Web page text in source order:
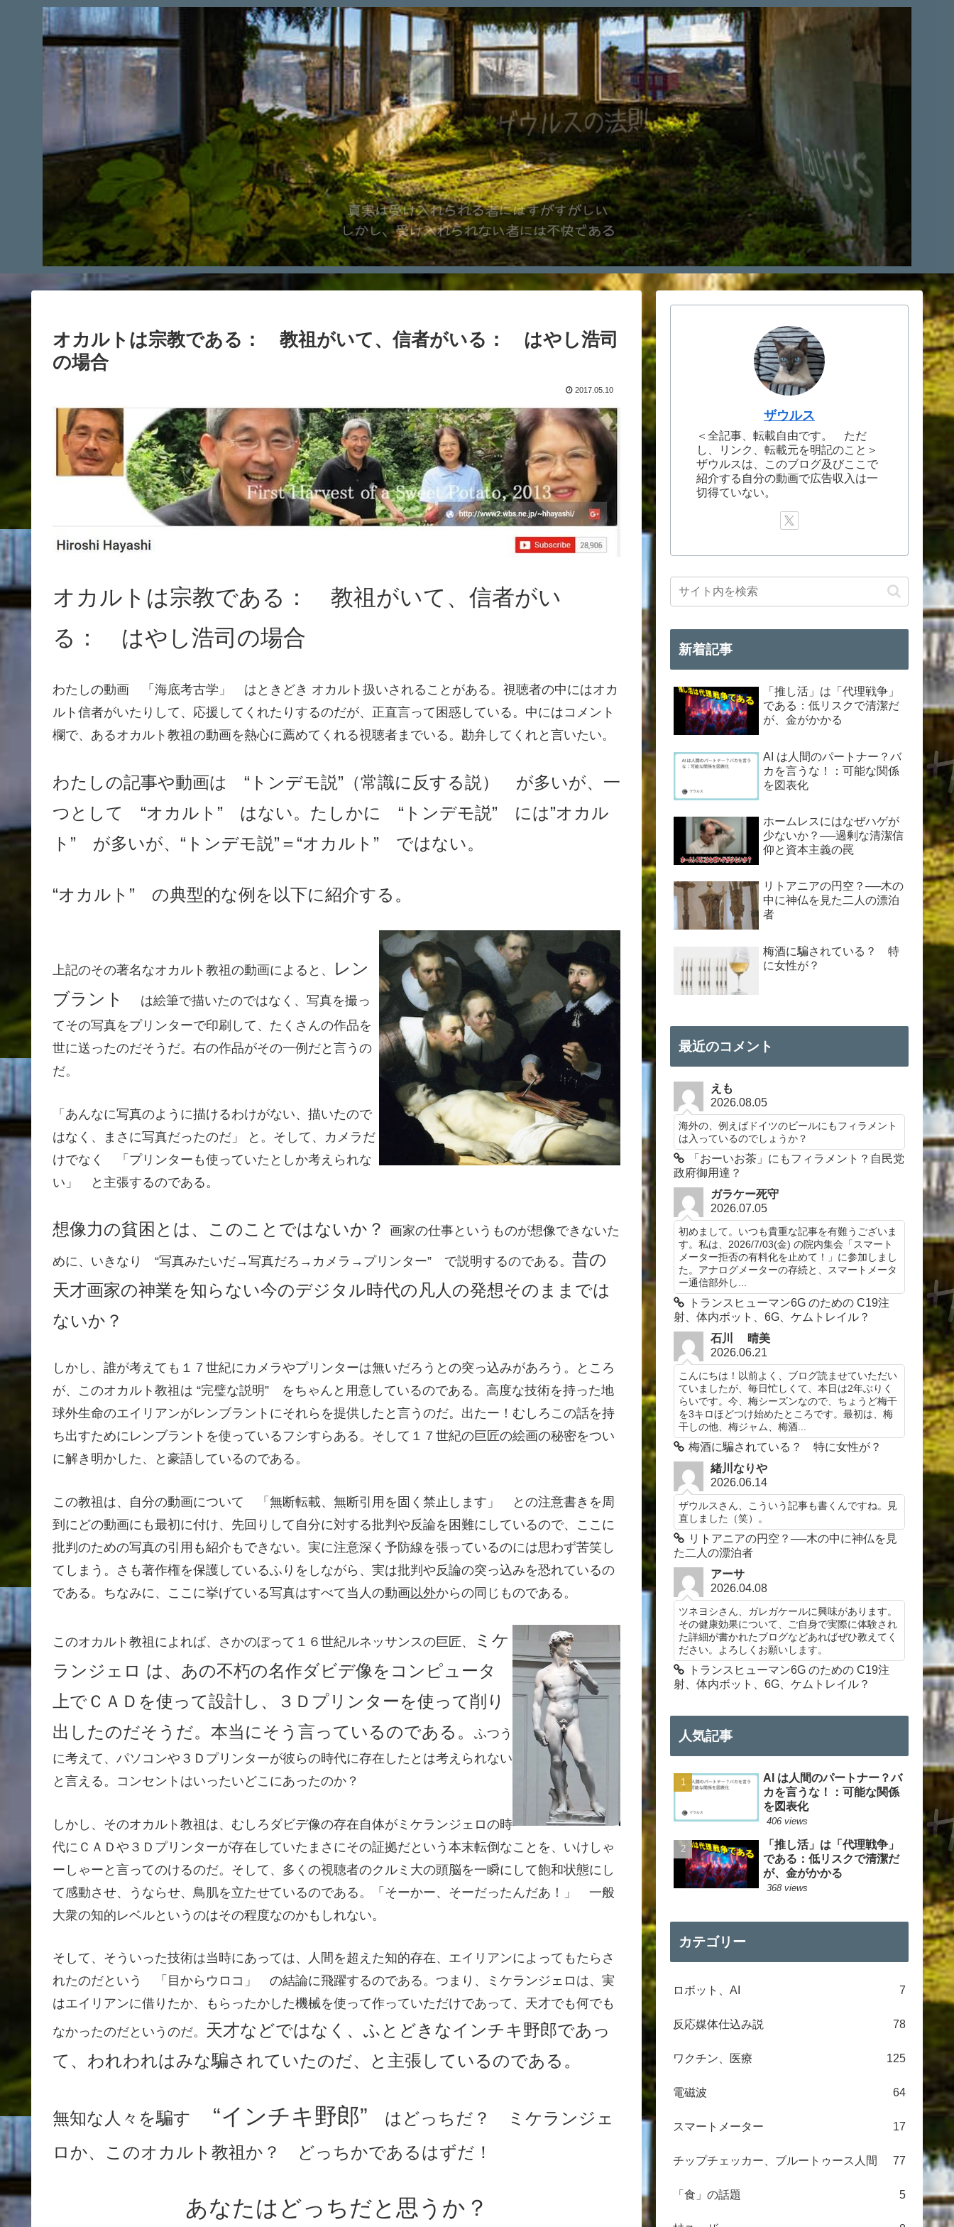
オカルトは宗教である： 教祖がいて、信者がいる： はやし浩司
の場合
2017.05.10
オカルトは宗教である： 教祖がいて、信者がい
る： はやし浩司の場合
わたしの動画 「海底考古学」 はときどき オカルト扱いされることがある。視聴者の中にはオカ
ルト信者がいたりして、応援してくれたりするのだが、正直言って困惑している。中にはコメント
欄で、あるオカルト教祖の動画を熱心に薦めてくれる視聴者までいる。勘弁してくれと言いたい。
わたしの記事や動画は “トンデモ説”（常識に反する説） が多いが、一
つとして “オカルト” はない。たしかに “トンデモ説” には”オカル
ト” が多いが、“トンデモ説”＝“オカルト” ではない。
“オカルト” の典型的な例を以下に紹介する。
上記のその著名なオカルト教祖の動画によると、
レン
ブラント
は絵筆で描いたのではなく、写真を撮っ
てその写真をプリンターで印刷して、たくさんの作品を
世に送ったのだそうだ。右の作品がその一例だと言うの
だ。
「あんなに写真のように描けるわけがない、描いたので
はなく、まさに写真だったのだ」 と。そして、カメラだ
けでなく 「 プリンターも使っていたとしか考えられな
い」 と主張するのである。
想像力の貧困とは、このことではないか？ 画家の仕事というものが想像できないた
めに、いきなり “写真みたいだ→写真だろ→カメラ→プリンター” で説明するのである。 昔の
天才画家の神業を知らない今のデジタル時代の凡人の発想そのままでは
ないか？
しかし、誰が考えても１７世紀にカメラやプリンターは無いだろうとの突っ込みがあろう 。ところ
が、このオカルト教祖は “完璧な説明” をちゃんと用意しているのである。高度な技術を持った地
球外生命のエイリアンがレンブラントにそれらを提供したと言うのだ。出たー！むしろこの話を持
ち出すためにレンブラントを使っているフシすらある。そして１７世紀の巨匠の絵画の秘密をつい
に解き明かした、と豪語しているのである。
この教祖は、自分の動画について 「無断転載、無断引用を固く禁止します」 との注意書きを周
到にどの動画にも最初に付け、先回りして自分に対する批判や反論を困難にしているので、ここに
批判のための写真の引用も紹介もできない。実に注意深く予防線を張っているのには思わず苦笑し
てしまう。さも著作権を保護しているふりをしながら、実は批判や反論の突っ込みを恐れているの
である。ちなみに、ここに挙げている写真はすべて当人の動画以外からの同じものである。
このオカルト教祖によれば、さかのぼって１６世紀ルネッサンスの巨匠、
ミケ
ランジェロ は、あの不朽の名作ダビデ像を コンピュータ
上でＣＡＤを使って設計し、３Ｄプリンターを使って削り
出したのだそうだ。本当にそう言っているのである。
ふつう
に考えて、パソコンや３Ｄプリンターが彼らの時代に存在したとは考えられない
と言える。コンセントはいったいどこにあったのか？
しかし、そのオカルト教祖は、むしろダビデ像の存在自体がミケランジェロの時
代にＣＡＤや３Ｄプリンターが存在していたまさにその証拠だという本末転倒なことを、いけしゃ
ーしゃーと言ってのけるのだ。そして、多くの視聴者のクルミ大の頭脳を一瞬にして飽和状態にし
て感動させ、うならせ、鳥肌を立たせているのである。「そーかー、そーだったんだあ！」 一般
大衆の知的レベルというのはその程度なのかもしれない。
そして、そういった技術は当時にあっては、人間を超えた知的存在、エイリアンによってもたらさ
れたのだという 「目からウロコ」 の結論に飛躍するのである。つまり、ミケランジェロは、実
はエイリアンに借りたか、もらったかした機械を使って作っていただけであって、天才でも何でも
なかったのだというのだ。 天才などではなく、ふとどきなインチキ野郎であっ
て、われわれはみな騙されていたのだ、と主張しているのである。
無知な人々を騙す “インチキ野郎” はどっちだ？ ミケランジェ
ロか、このオカルト教祖か？ どっちかであるはずだ！
あなたはどっちだと思うか？
ザウルス
＜全記事、転載自由です。 ただ
し、リンク、転載元を明記のこと＞
ザウルスは、このブログ及びここで
紹介する自分の動画で広告収入は一
切得ていない。
新着記事
「推し活」は「代理戦争」
である：低リスクで清潔だ
が、金がかかる
AI は人間のパートナー？バ
カを言うな！：可能な関係
を図表化
ホームレスにはなぜハゲが
少ないか？──過剰な清潔信
仰と資本主義の罠
リトアニアの円空？──木の
中に神仏を見た二人の漂泊
者
梅酒に騙されている？ 特
に女性が？
最近のコメント
えも
2026.08.05
海外の、例えばドイツのビールにもフィラメント
は入っているのでしょうか？
「おーいお茶」にもフィラメント？自民党
政府御用達？
ガラケー死守
2026.07.05
初めまして。いつも貴重な記事を有難うございま
す。私は、2026/7/03(金) の院内集会「スマート
メーター拒否の有料化を止めて！」に参加しまし
た。アナログメーターの存続と、スマートメータ
ー通信部外し...
トランスヒューマン6G のための C19注
射、体内ボット、6G、ケムトレイル？
石川 晴美
2026.06.21
こんにちは！以前よく、ブログ読ませていただい
ていましたが、毎日忙しくて、本日は2年ぶりく
らいです。今、梅シーズンなので、ちょうど梅干
を3キロほどつけ始めたところです。最初は、梅
干しの他、梅ジャム、梅酒...
梅酒に騙されている？ 特に女性が？
緒川なりや
2026.06.14
ザウルスさん、こういう記事も書くんですね。見
直しました（笑）。
リトアニアの円空？──木の中に神仏を見
た二人の漂泊者
アーサ
2026.04.08
ツネヨシさん、ガレガケールに興味があります。
その健康効果について、ご自身で実際に体験され
た詳細が書かれたブログなどあればぜひ教えてく
ださい。よろしくお願いします。
トランスヒューマン6G のための C19注
射、体内ボット、6G、ケムトレイル？
人気記事
AI は人間のパートナー？バ
カを言うな！：可能な関係
を図表化
406 views
「推し活」は「代理戦争」
である：低リスクで清潔だ
が、金がかかる
368 views
カテゴリー
ロボット、AI 7
反応媒体仕込み説 78
ワクチン、医療 125
電磁波 64
スマートメーター 17
チップチェッカー、ブルートゥース人間 77
「食」の話題 5